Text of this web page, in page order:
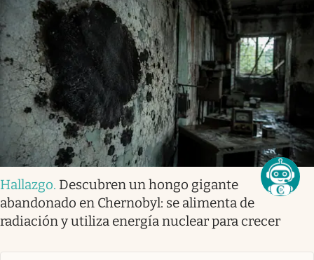
Hallazgo. Descubren un hongo gigante
abandonado en Chernobyl: se alimenta de
radiación y utiliza energía nuclear para crecer